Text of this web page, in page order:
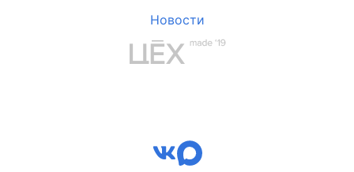
Новости